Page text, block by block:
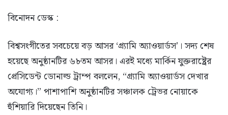
বিনোদন ডেস্ক :
বিশ্বসংগীতের সবচেয়ে বড় আসর ‘গ্র্যামি অ্যাওয়ার্ডস’। সদ্য শেষ
হয়েছে অনুষ্ঠানটির ৬৮তম আসর। এরই মধ্যে মার্কিন যুক্তরাষ্ট্রের
প্রেসিডেন্ট ডোনাল্ড ট্রাম্প বললেন, “গ্র্যামি অ্যাওয়ার্ডস দেখার
অযোগ্য।” পাশাপাশি অনুষ্ঠানটির সঞ্চালক ট্রেভর নোয়াকে
হুঁশিয়ারি দিয়েছেন তিনি।